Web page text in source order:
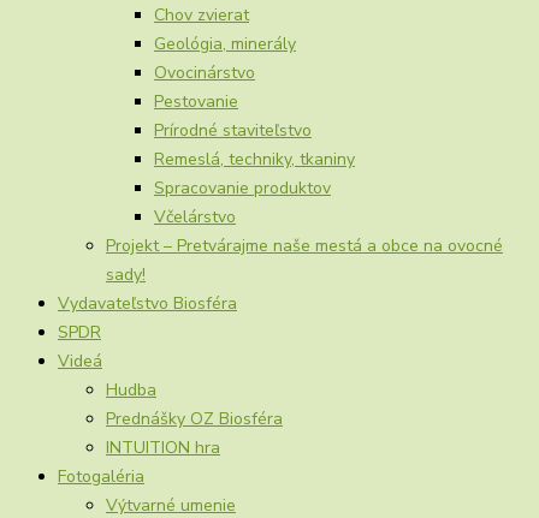
Chov zvierat
Geológia, minerály
Ovocinárstvo
Pestovanie
Prírodné staviteľstvo
Remeslá, techniky, tkaniny
Spracovanie produktov
Včelárstvo
Projekt – Pretvárajme naše mestá a obce na ovocné
sady!
Vydavateľstvo Biosféra
SPDR
Videá
Hudba
Prednášky OZ Biosféra
INTUITION hra
Fotogaléria
Výtvarné umenie